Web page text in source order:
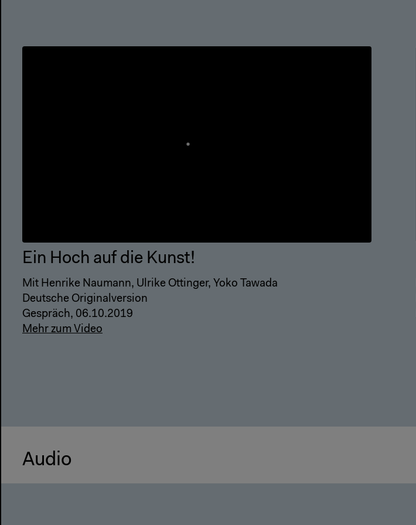
Ein Hoch auf die Kunst!
Mit Henrike Naumann, Ulrike Ottinger, Yoko Tawada
Deutsche Originalversion
Gespräch, 06.10.2019
Mehr zum Video
Audio